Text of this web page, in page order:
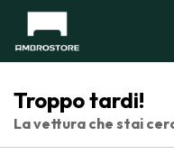
Troppo tardi!
La vettura che stai